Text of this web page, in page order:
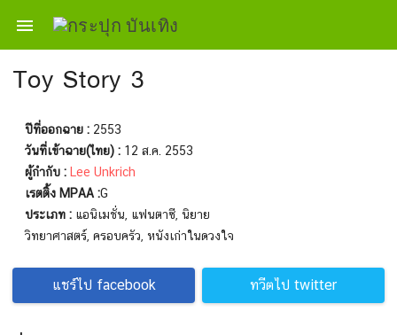

Toy Story 3
ปีที่ออกฉาย : 2553
วันที่เข้าฉาย(ไทย) : 12 ส.ค. 2553
ผู้กำกับ :
Lee Unkrich
เรตติ้ง MPAA :G
ประเภท : แอนิเมชั่น, แฟนตาซี, นิยาย
วิทยาศาสตร์, ครอบครัว, หนังเก่าในดวงใจ
แชร์ไป facebook ทวีตไป twitter